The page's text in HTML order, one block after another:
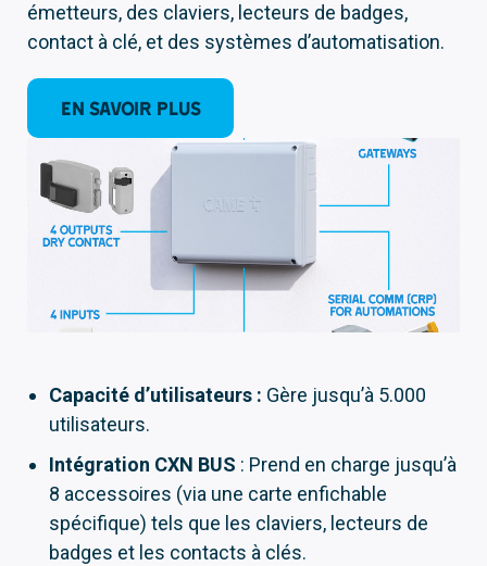
émetteurs, des claviers, lecteurs de badges,
contact à clé, et des systèmes d’automatisation.
En savoir plus
Capacité d’utilisateurs : Gère jusqu’à 5.000
utilisateurs.
Intégration CXN BUS : Prend en charge jusqu’à
8 accessoires (via une carte enfichable
spécifique) tels que les claviers, lecteurs de
badges et les contacts à clés.